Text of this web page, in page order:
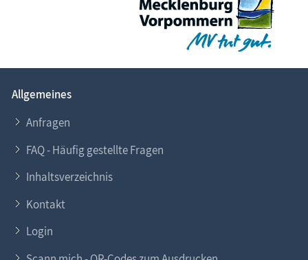
Allgemeines
Anfragen
FAQ - Häufig gestellte Fragen
Inhaltsverzeichnis
Kontakt
Login